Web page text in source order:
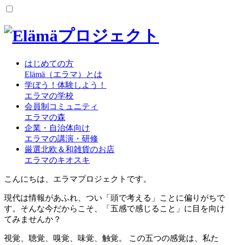
はじめての方
Elämä（エラマ）とは
学ぼう！体験しよう！
エラマの学校
会員制コミュニティ
エラマの森
企業・自治体向け
エラマの講演・研修
厳選北欧＆和雑貨のお店
エラマのキオスキ
こんにちは、エラマプロジェクトです。
現代は情報があふれ、つい「頭で考える」ことに偏りがちで
す。そんな今だからこそ、「五感で感じること」に目を向け
てみませんか？
視覚、聴覚、嗅覚、味覚、触覚。 この五つの感覚は、私た